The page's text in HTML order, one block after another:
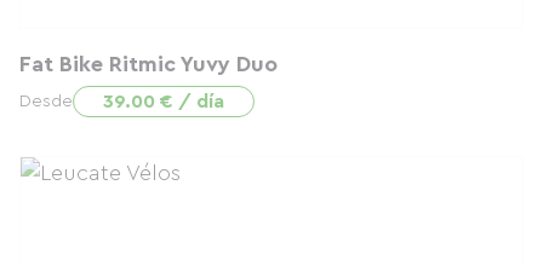
Fat Bike Ritmic Yuvy Duo
Desde 39.00 € / día